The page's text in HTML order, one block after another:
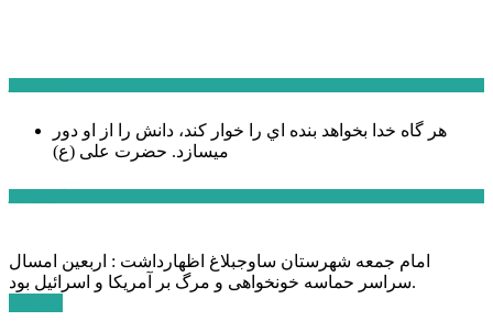
هر گاه خدا بخواهد بنده اي را خوار كند، دانش را از او دور
میسازد. حضرت علی (ع)
امام جمعه شهرستان ساوجبلاغ اظهارداشت : اربعین امسال
سراسر حماسه خونخواهی و مرگ بر آمریکا و اسرائیل بود.